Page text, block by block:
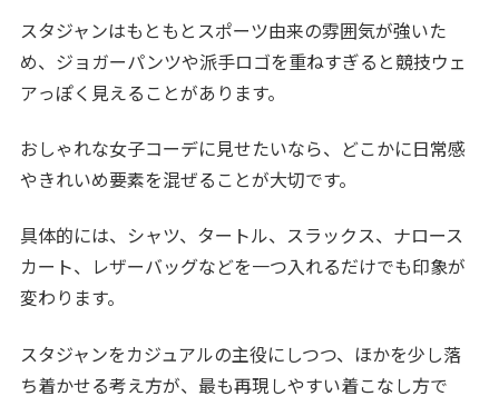
スタジャンはもともとスポーツ由来の雰囲気が強いた
め、ジョガーパンツや派手ロゴを重ねすぎると競技ウェ
アっぽく見えることがあります。
おしゃれな女子コーデに見せたいなら、どこかに日常感
やきれいめ要素を混ぜることが大切です。
具体的には、シャツ、タートル、スラックス、ナロース
カート、レザーバッグなどを一つ入れるだけでも印象が
変わります。
スタジャンをカジュアルの主役にしつつ、ほかを少し落
ち着かせる考え方が、最も再現しやすい着こなし方で